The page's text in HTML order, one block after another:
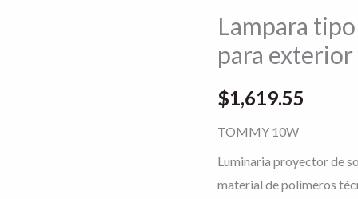
Lampara
para exterior
$1,619.55
TOMMY 10W
Luminaria proyector de
material de polímeros